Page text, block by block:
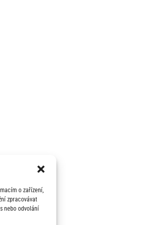
o zařízení,
zpracovávat
nebo odvolání